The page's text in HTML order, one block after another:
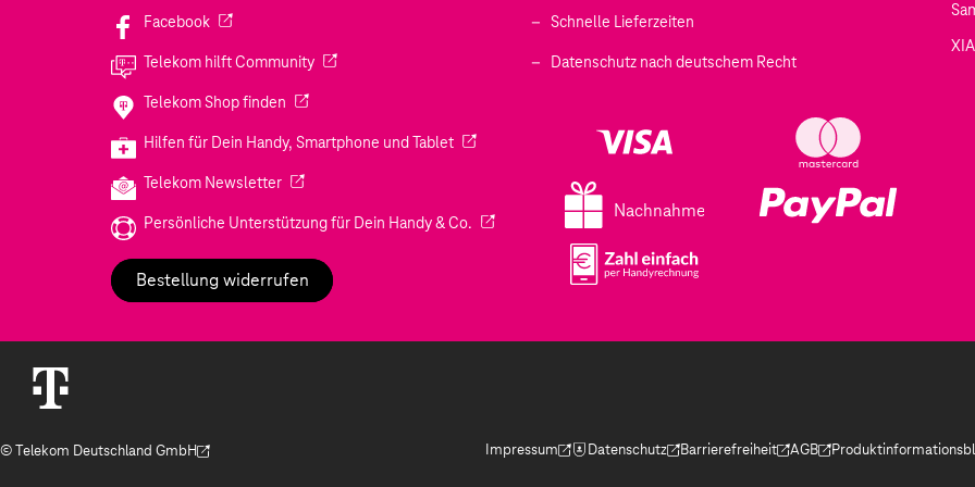
Facebook(Wird in einem neuen Tab geöffnet)
Telekom hilft Community(Wird in einem neuen Tab geöffnet)
Telekom Shop finden (Wird in einem neuen Tab geöffnet)
Hilfen für Dein Handy, Smartphone und Tablet(Wird in einem neuen Tab geöffnet)
Telekom Newsletter(Wird in einem neuen Tab geöffnet)
Persönliche Unterstützung für Dein Handy & Co. (Wird in einem neuen Tab geöffnet)
Bestellung widerrufen
Schnelle Lieferzeiten
Datenschutz nach deutschem Recht
Nachnahme
© Telekom Deutschland GmbH
(Der Link wird in einem neuen Tab geöffnet)
Impressum
(Der Link wird in einem neuen Tab geöffnet)
Datenschutz
(Der Link wird in einem neuen Tab geöffnet)
Barrierefreiheit
(Der Link wird in einem neuen Tab geöffnet)
AGB
(Der Link wird in einem
(Der Link wird in